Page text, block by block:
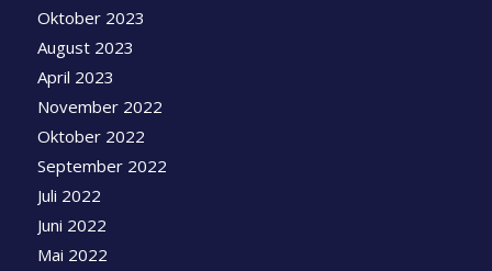
Oktober 2023
August 2023
April 2023
November 2022
Oktober 2022
September 2022
Juli 2022
Juni 2022
Mai 2022